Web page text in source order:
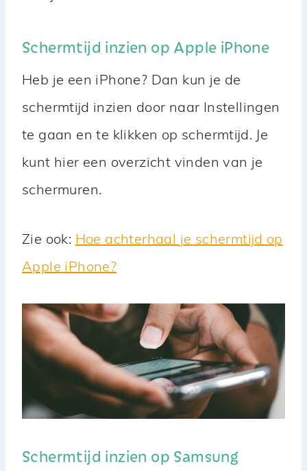
Schermtijd inzien op Apple iPhone
Heb je een iPhone? Dan kun je de
schermtijd inzien door naar Instellingen
te gaan en te klikken op schermtijd. Je
kunt hier een overzicht vinden van je
schermuren.
Zie ook: Hoe achterhaal je schermtijd op
Apple iPhone?
Schermtijd inzien op Samsung